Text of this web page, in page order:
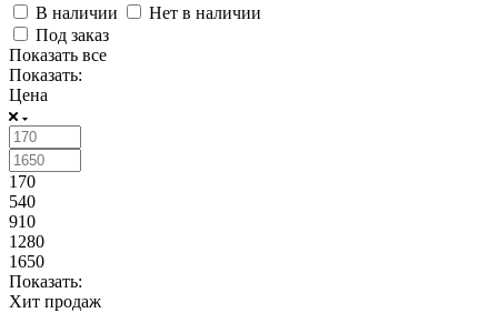
В наличии
Нет в наличии
Под заказ
Показать все
Показать:
Цена
170
540
910
1280
1650
Показать:
Хит продаж